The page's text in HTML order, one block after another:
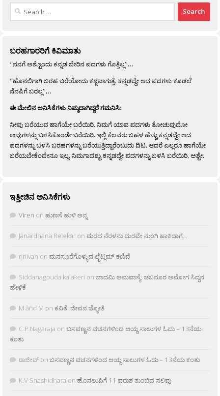
Search
ಬರಹಗಾರರಿಗೆ ಕಿವಿಮಾತು
“ನನಗೆ ಅಶ್ಟೊಂದು ಕನ್ನಡ ಬೇರಿನ ಪದಗಳು ಗೊತ್ತಿಲ್ಲ”…
“ಹೊನಲಿಗಾಗಿ ಬರಹ ಬರೆಯೋದು ಕಶ್ಟವಾಗುತ್ತೆ. ಕನ್ನಡದ್ದೇ ಆದ ಪದಗಳು ಕೂಡಲೆ
ನೆನಪಿಗೆ ಬರಲ್ಲ”…
ಈ ಮೇಲಿನ ಅನಿಸಿಕೆಗಳು ನಿಮ್ಮದಾಗಿದ್ದರೆ ಗಮನಿಸಿ:
ನೀವು ಬರೆಯುವ ಹಾಗೆಯೇ ಬರೆಯಿರಿ. ನಿಮಗೆ ಯಾವ ಪದಗಳು ತೋಚುವುದೋ
ಅವುಗಳನ್ನು ಬಳಸಿಕೊಂಡೇ ಬರೆಯಿರಿ. ಇಲ್ಲಿ ಕೆಲವರು ಬಹಳ ಹೆಚ್ಚು ಕನ್ನಡದ್ದೇ ಆದ
ಪದಗಳನ್ನು ಬಳಸಿ ಬರಹಗಳನ್ನು ಬರೆಯುತ್ತಿದ್ದಾರೆಂಬುದು ದಿಟ. ಆದರೆ ಎಲ್ಲರೂ ಹಾಗೆಯೇ
ಬರೆಯಬೇಕೆಂದೇನೂ ಇಲ್ಲ. ನಿಮಗಾದಶ್ಟು ಕನ್ನಡದ್ದೇ ಪದಗಳನ್ನು ಬಳಸಿ ಬರೆಯಿರಿ, ಅಶ್ಟೇ.
ಇತ್ತೀಚಿನ ಅನಿಸಿಕೆಗಳು
Viren on ಹುಣಸೆ ಹುಳಿ ಅನ್ನ
Janardhana Relekar on ಮರದ ನೆರಳನು ಮರವೇ ನುಂಗಿ ಹಾಕಿದಾಗ…
rjnivah on ಮನಸೂರೆಗೊಳ್ಳುವ ಲೈಟ್ಲಮ್ ಕಣಿವೆ
Siddanagouda kalakeri on ಬಾದಮಿ ಅಮವಾಸ್ಯೆ: ಚಬನೂರ ಅಮೋಗ ಸಿದ್ದನ
ಹೇಳಿಕೆ
M âñd M on ಕವಿತೆ: ಜೀವನ ಜ್ಯೋತಿ
C.P.Nagaraja on ಬಸವಣ್ಣನ ವಚನಗಳಿಂದ ಆಯ್ದ ಸಾಲುಗಳ ಓದು – 13ನೆಯ
ಕಂತು
ರಾಜೀವ್ on ಬಸವಣ್ಣನ ವಚನಗಳಿಂದ ಆಯ್ದ ಸಾಲುಗಳ ಓದು – 13ನೆಯ ಕಂತು
K.V Shashidhara on ಹೊನಲುವಿಗೆ 11 ವರುಶ ತುಂಬಿದ ನಲಿವು